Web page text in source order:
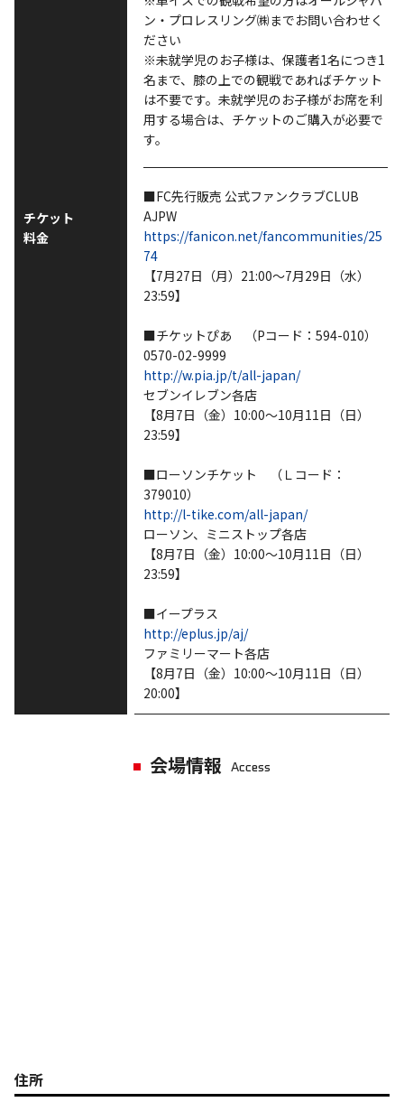
チケット
料金
ン・プロレスリング㈱までお問い合わせく
ださい
※未就学児のお子様は、保護者1名につき1
名まで、膝の上での観戦であればチケット
は不要です。未就学児のお子様がお席を利
用する場合は、チケットのご購入が必要で
す。
■FC先行販売 公式ファンクラブCLUB
AJPW
https://fanicon.net/fancommunities/25
74
【7月27日（月）21:00～7月29日（水）
23:59】
■チケットぴあ （Pコード：594-010）
0570-02-9999
http://w.pia.jp/t/all-japan/
セブンイレブン各店
【8月7日（金）10:00～10月11日（日）
23:59】
■ローソンチケット （Ｌコード：
379010）
http://l-tike.com/all-japan/
ローソン、ミニストップ各店
【8月7日（金）10:00～10月11日（日）
23:59】
■イープラス
http://eplus.jp/aj/
ファミリーマート各店
【8月7日（金）10:00～10月11日（日）
20:00】
会場情報 Access
住所